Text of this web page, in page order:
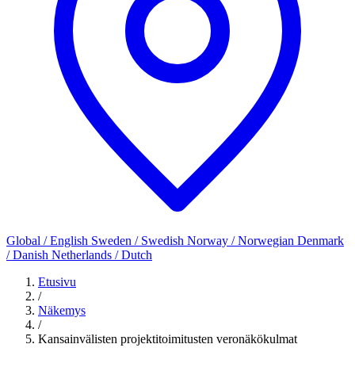
Global / English Sweden / Swedish Norway / Norwegian Denmark
/ Danish Netherlands / Dutch
Etusivu
/
Näkemys
/
Kansainvälisten projektitoimitusten veronäkökulmat